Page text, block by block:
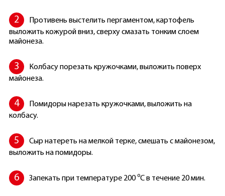
Противень выстелить пергаментом, картофель
выложить кожурой вниз, сверху смазать тонким слоем
майонеза.
Колбасу порезать кружочками, выложить поверх
майонеза.
Помидоры нарезать кружочками, выложить на
колбасу.
Сыр натереть на мелкой терке, смешать с майонезом,
выложить на помидоры.
Запекать при температуре 200 ⁰C в течение 20 мин.